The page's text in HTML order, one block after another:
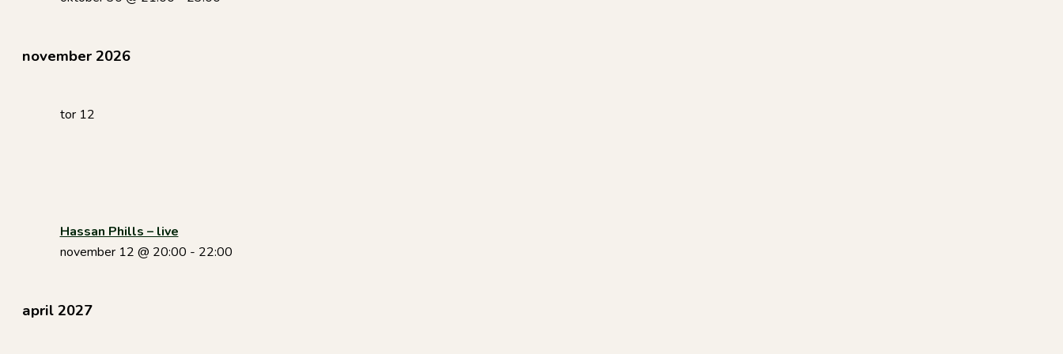
november 2026
tor 12
Hassan Phills – live
november 12 @ 20:00 - 22:00
april 2027